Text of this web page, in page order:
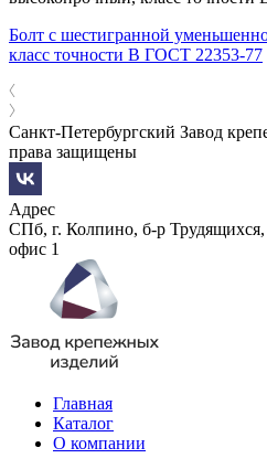
Болт с шестигранной
класс точности В ГОСТ 22353-77
Санкт-Петербургский Завод
права защищены
Адрес
СПб, г. Колпино, б-р
офис 1
Главная
Каталог
О компании